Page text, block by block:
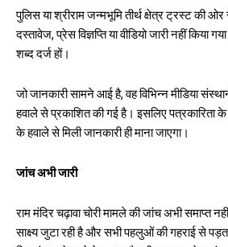
पुलिस या श्रीराम जन्मभूमि तीर्थ क्षेत्र ट्रस्ट की
दस्तावेज, प्रेस विज्ञप्ति या वीडियो जारी नहीं किया
शब्द दर्ज हों।
जो जानकारी सामने आई है, वह विभिन्न मीडिया
हवाले से प्रकाशित की गई है। इसलिए पत्रकारिता
के हवाले से मिली जानकारी ही माना जाएगा।
जांच अभी जारी
राम मंदिर चढ़ावा चोरी मामले की जांच अभी समाप्त
साक्ष्य जुटा रही है और सभी पहलुओं की गहराई से